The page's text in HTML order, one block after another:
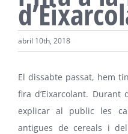
abril 10th, 2018
El dissabte passat, hem
fira d’Eixarcolant.
explicar al public les
antigues de cereals i